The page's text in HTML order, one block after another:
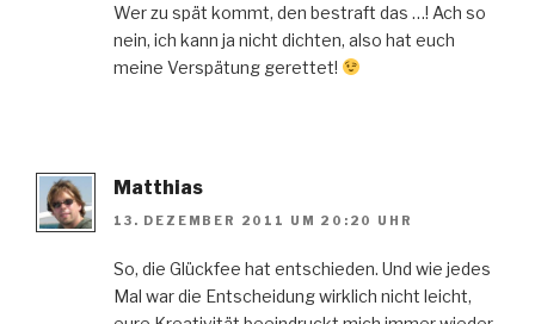
Wer zu spät kommt, den bestraft das …! Ach so
nein, ich kann ja nicht dichten, also hat euch
meine Verspätung gerettet!
Matthias
13. DEZEMBER 2011 UM 20:20 UHR
So, die Glückfee hat entschieden. Und wie jedes
Mal war die Entscheidung wirklich nicht leicht,